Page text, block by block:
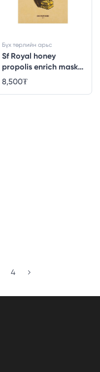
Sf Royal honey
propolis enrich mask
sheet
Бүх төрлийн арьс
8,500₮
4